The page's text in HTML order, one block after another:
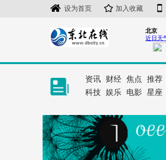
设为首页 加入收藏
资讯 财经 焦点 推荐
科技 娱乐 电影 星座